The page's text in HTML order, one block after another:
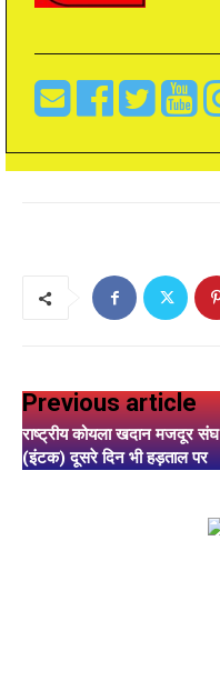
Previous article
राष्ट्रीय कोयला खदान मजदूर संघ
(इंटक) दूसरे दिन भी हड़ताल पर